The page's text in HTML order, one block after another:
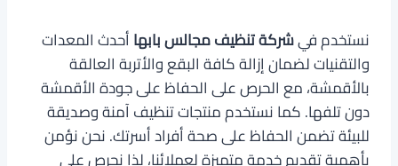
نستخدم فيشركة تنظيف مجالس بابهاأحدث المعدات
والتقنيات لضمان إزالة كافة البقع والأتربة العالقة
بالأقمشة، مع الحرص على الحفاظ على جودة الأقمشة
دون تلفها. كما نستخدم منتجات تنظيف آمنة وصديقة
للبيئة تضمن الحفاظ على صحة أفراد أسرتك. نحن نؤمن
بأهمية تقديم خدمة متميزة لعملائنا، لذا نحرص على